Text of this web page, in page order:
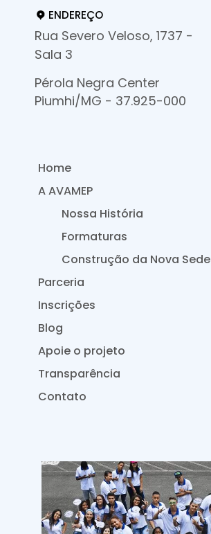
ENDEREÇO
Rua Severo Veloso, 1737 -
Sala 3
Pérola Negra Center
Piumhi/MG - 37.925-000
Home
A AVAMEP
Nossa História
Formaturas
Construção da Nova Sede
Parceria
Inscrições
Blog
Apoie o projeto
Transparência
Contato